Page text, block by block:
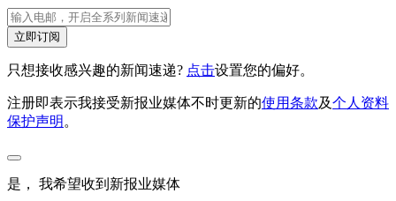
立即订阅
只想接收感兴趣的新闻速递? 点击设置您的偏好。
注册即表示我接受新报业媒体不时更新的使用条款及个人资料
保护声明。
是， 我希望收到新报业媒体